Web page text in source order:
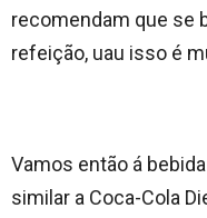
recomendam que se
refeição, uau isso é
Vamos então á
similar a Coca-Cola